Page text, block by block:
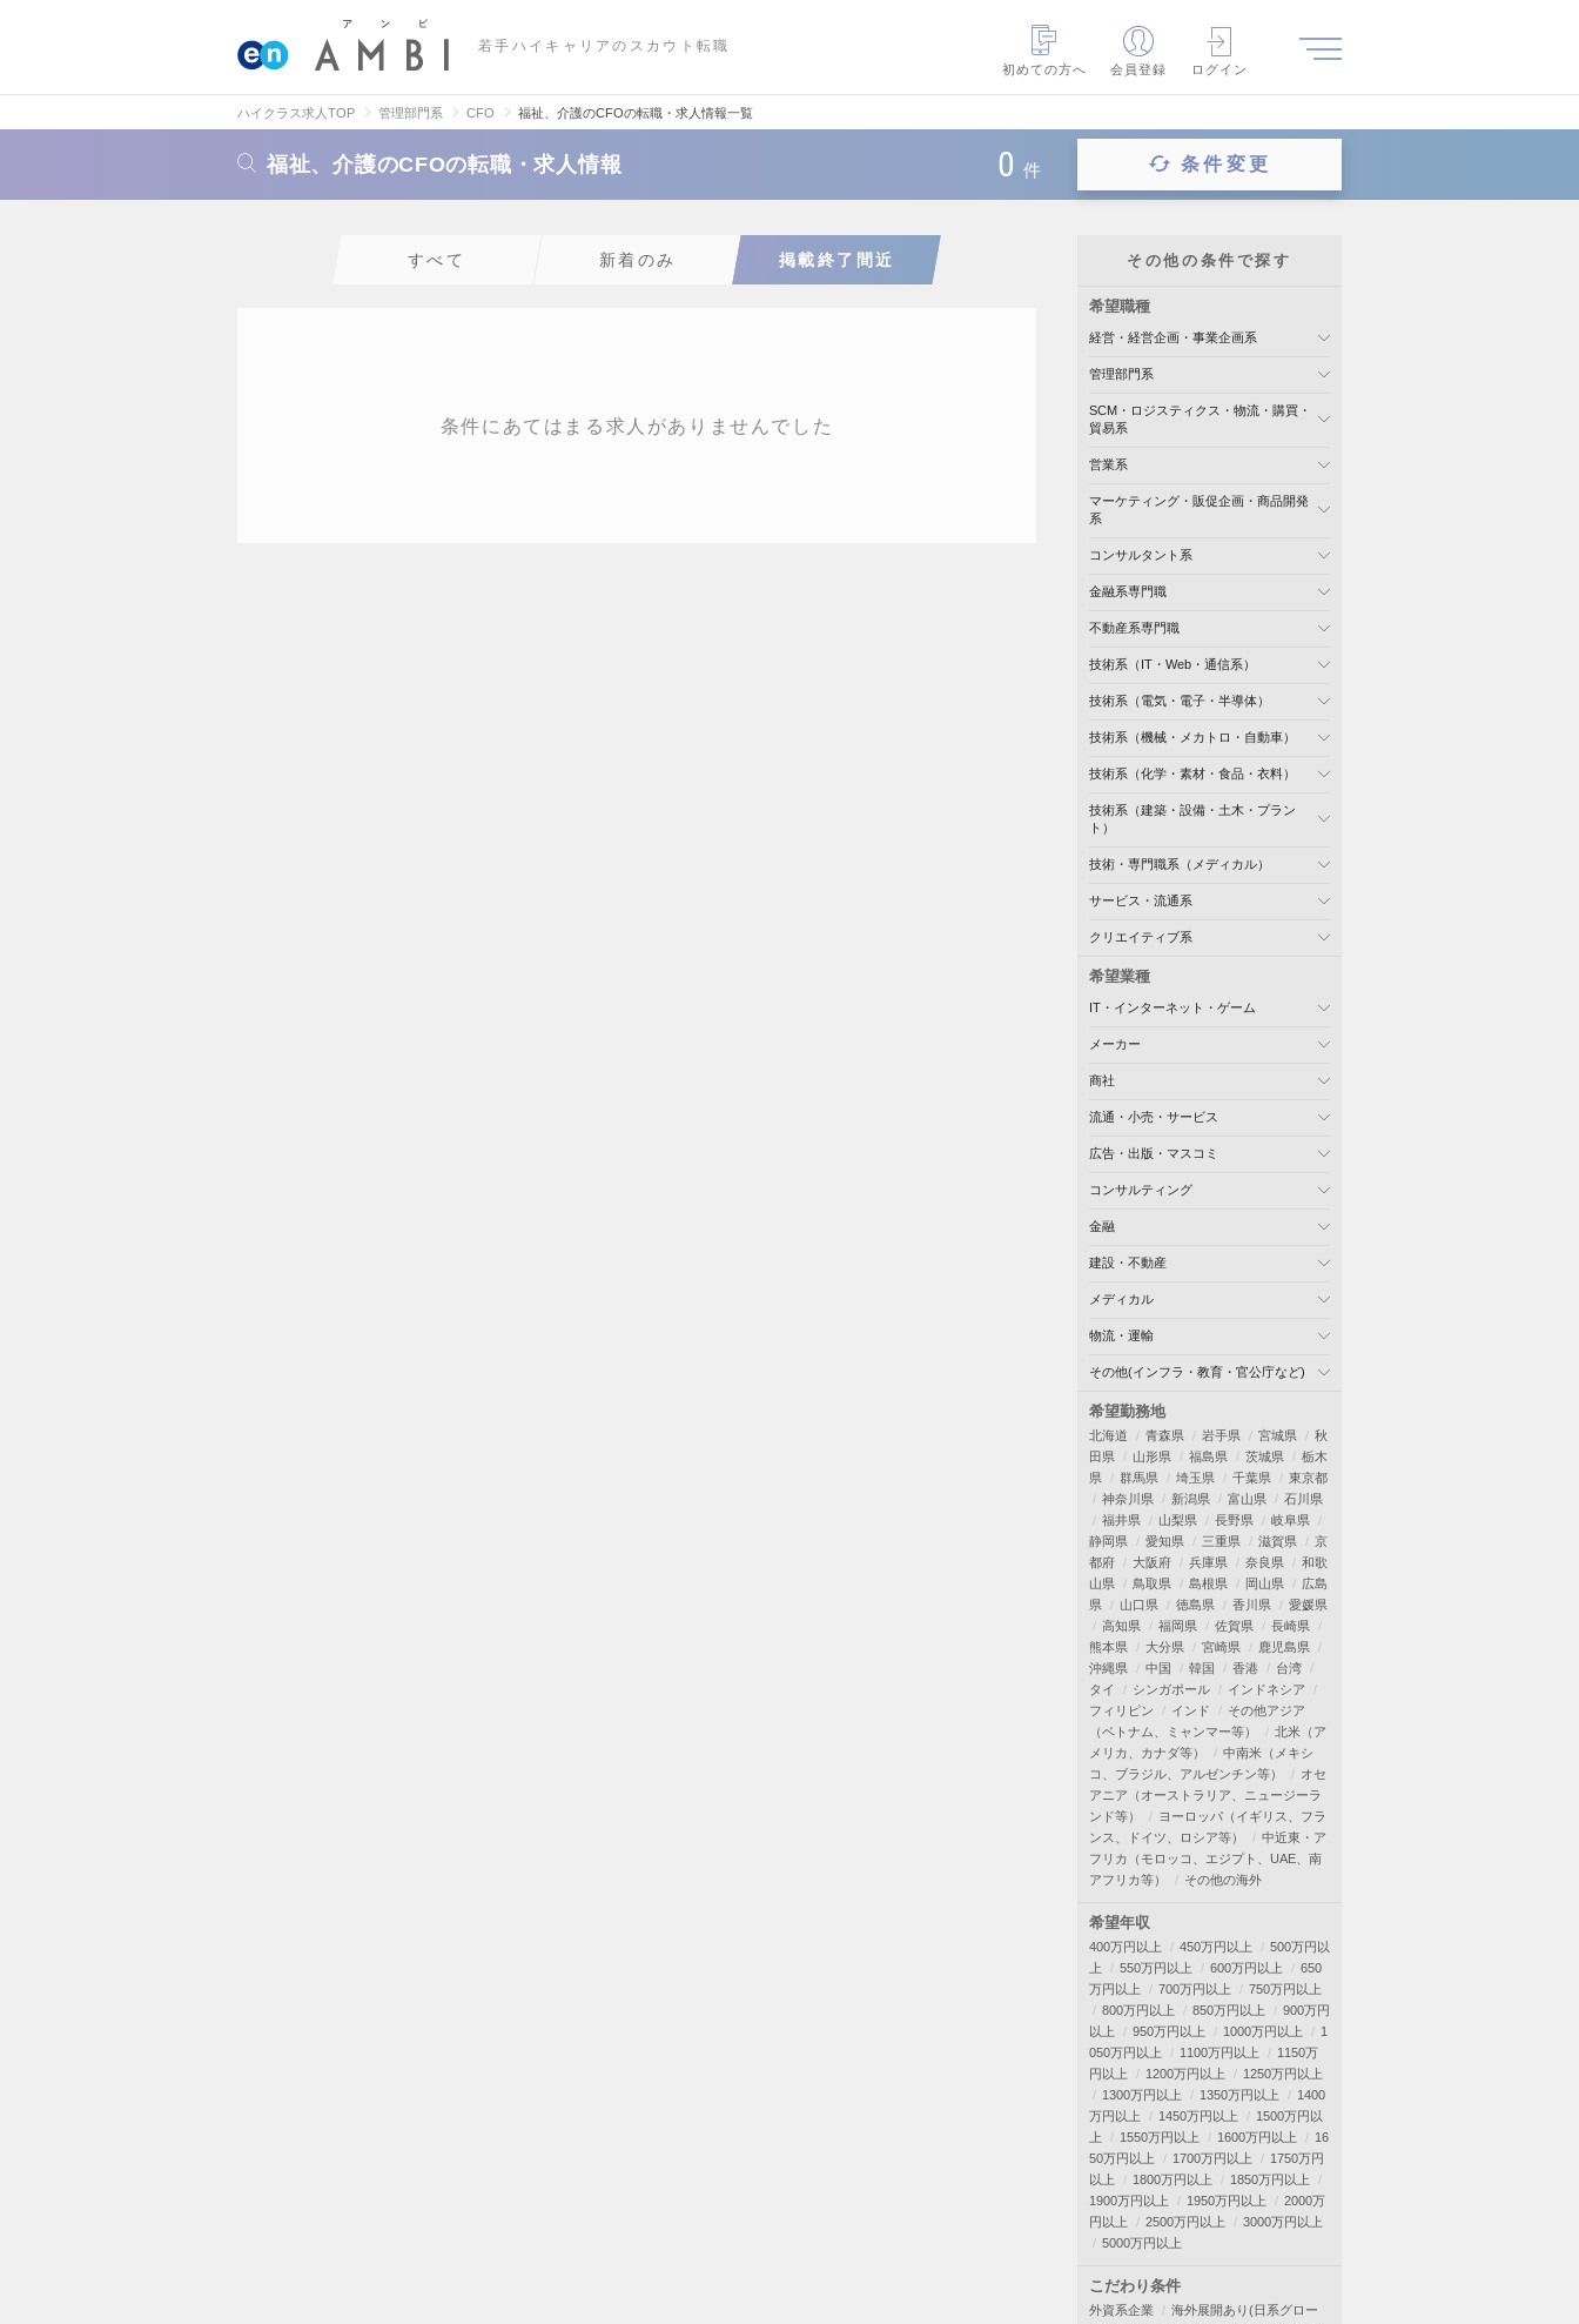
若手ハイキャリアのスカウト転職
初めての方へ
会員登録 ログイン
ハイクラス求人TOP 管理部門系 CFO 福祉、介護のCFOの転職・求人情報一覧
福祉、介護のCFOの転職・求人情報 0 件 条件変更
すべて 新着のみ 掲載終了間近
条件にあてはまる求人がありませんでした
その他の条件で探す
希望職種
経営・経営企画・事業企画系
管理部門系
SCM・ロジスティクス・物流・購買・
貿易系
営業系
マーケティング・販促企画・商品開発
系
コンサルタント系
金融系専門職
不動産系専門職
技術系（IT・Web・通信系）
技術系（電気・電子・半導体）
技術系（機械・メカトロ・自動車）
技術系（化学・素材・食品・衣料）
技術系（建築・設備・土木・プラン
ト）
技術・専門職系（メディカル）
サービス・流通系
クリエイティブ系
希望業種
IT・インターネット・ゲーム
メーカー
商社
流通・小売・サービス
広告・出版・マスコミ
コンサルティング
金融
建設・不動産
メディカル
物流・運輸
その他(インフラ・教育・官公庁など)
希望勤務地
北海道 青森県 岩手県 宮城県
秋
田県
山形県 福島県 茨城県
栃木
県
群馬県 埼玉県 千葉県
東京都
神奈川県
新潟県 富山県
石川県
福井県
山梨県 長野県
岐阜県
静岡県
愛知県 三重県 滋賀県
京
都府
大阪府 兵庫県 奈良県
和歌
山県
鳥取県 島根県 岡山県
広島
県
山口県 徳島県 香川県
愛媛県
高知県
福岡県 佐賀県
長崎県
熊本県
大分県 宮崎県
鹿児島県
沖縄県
中国 韓国 香港
台湾
タイ
シンガポール
インドネシア
フィリピン
インド
その他アジア
（ベトナム、ミャンマー等）
北米（ア
メリカ、カナダ等）
中南米（メキシ
コ、ブラジル、アルゼンチン等）
オセ
アニア（オーストラリア、ニュージーラ
ンド等）
ヨーロッパ（イギリス、フラ
ンス、ドイツ、ロシア等）
中近東・ア
フリカ（モロッコ、エジプト、UAE、南
アフリカ等）
その他の海外
希望年収
400万円以上 450万円以上
500万円以
上
550万円以上 600万円以上
650
万円以上
700万円以上
750万円以上
800万円以上
850万円以上
900万円
以上
950万円以上 1000万円以上
1
050万円以上
1100万円以上
1150万
円以上
1200万円以上
1250万円以上
1300万円以上
1350万円以上
1400
万円以上
1450万円以上
1500万円以
上
1550万円以上 1600万円以上
16
50万円以上
1700万円以上
1750万円
以上
1800万円以上
1850万円以上
1900万円以上
1950万円以上
2000万
円以上
2500万円以上
3000万円以上
5000万円以上
こだわり条件
外資系企業
海外展開あり(日系グロー